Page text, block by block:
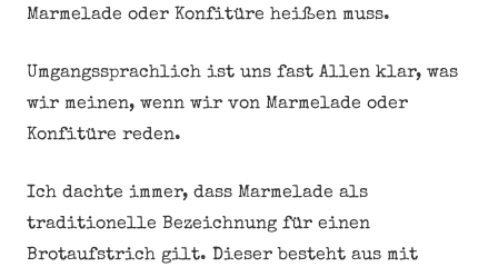
Marmelade oder Konfitüre heißen muss.
Umgangssprachlich ist uns fast Allen klar, was
wir meinen, wenn wir von Marmelade oder
Konfitüre reden.
Ich dachte immer, dass Marmelade als
traditionelle Bezeichnung für einen
Brotaufstrich gilt. Dieser besteht aus mit